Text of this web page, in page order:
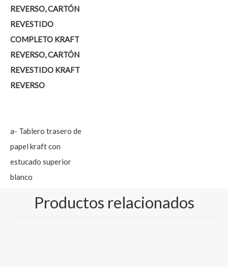
REVERSO, CARTÓN
REVESTIDO
COMPLETO KRAFT
REVERSO, CARTÓN
REVESTIDO KRAFT
REVERSO
a- Tablero trasero de
papel kraft con
estucado superior
blanco
de papel kraftProductos relacionados